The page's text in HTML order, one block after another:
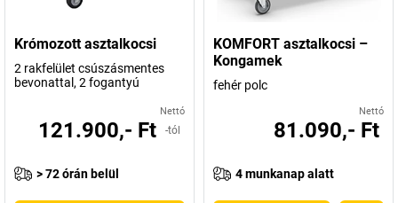
Krómozott asztalkocsi
2 rakfelület csúszásmentes
bevonattal, 2 fogantyú
Nettó
121.900,- Ft -tól
> 72 órán belül
KOMFORT asztalkocsi –
Kongamek
fehér polc
Nettó
81.090,- Ft
4 munkanap alatt